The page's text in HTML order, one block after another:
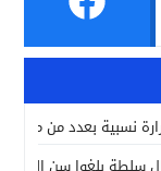
نسبية بعدد من مدن